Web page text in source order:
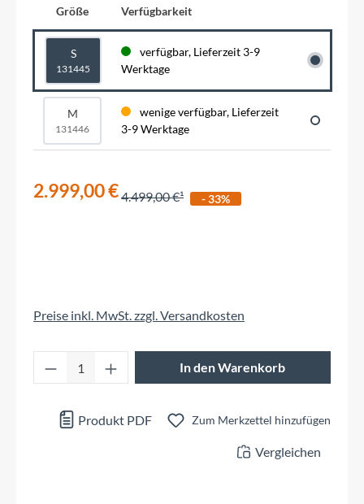
Größe Verfügbarkeit
S
131445
verfügbar, Lieferzeit 3-9
Werktage
M
131446
wenige verfügbar, Lieferzeit
3-9 Werktage
2.999,00 €4.499,00 € - 33%
Preise inkl. MwSt. zzgl. Versandkosten
Produkt Anzahl: Gib den gewünschten
In den Warenkorb
Produkt PDF Zum Merkzettel hinzufügen
Vergleichen